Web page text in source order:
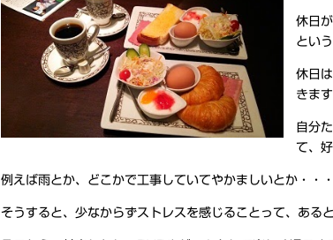
休日
とい
休日
きます
自分
て、
例えば雨とか、どこかで工事していてやかましいとか・・・
そうすると、少なからずストレスを感じることって、ある